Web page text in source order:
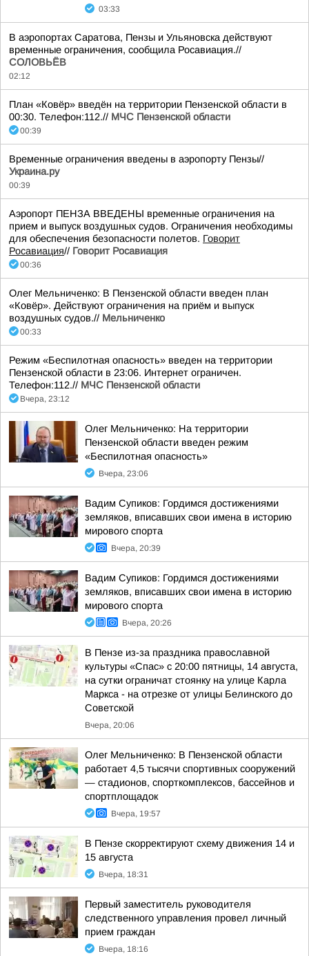
03:33
В аэропортах Саратова, Пензы и Ульяновска действуют
временные ограничения, сообщила Росавиация.//
СОЛОВЬЁВ
02:12
План «Ковёр» введён на территории Пензенской области в
00:30. Телефон:112.// МЧС Пензенской области
00:39
Временные ограничения введены в аэропорту Пензы//
Украина.ру
00:39
Аэропорт ПЕНЗА ВВЕДЕНЫ временные ограничения на
прием и выпуск воздушных судов. Ограничения необходимы
для обеспечения безопасности полетов. Говорит
Росавиация// Говорит Росавиация
00:36
Олег Мельниченко: В Пензенской области введен план
«Ковёр». Действуют ограничения на приём и выпуск
воздушных судов.// Мельниченко
00:33
Режим «Беспилотная опасность» введен на территории
Пензенской области в 23:06. Интернет ограничен.
Телефон:112.// МЧС Пензенской области
Вчера, 23:12
Олег Мельниченко: На территории
Пензенской области введен режим
«Беспилотная опасность»
Вчера, 23:06
Вадим Супиков: Гордимся достижениями
земляков, вписавших свои имена в историю
мирового спорта
Вчера, 20:39
Вадим Супиков: Гордимся достижениями
земляков, вписавших свои имена в историю
мирового спорта
Вчера, 20:26
В Пензе из-за праздника православной
культуры «Спас» с 20:00 пятницы, 14 августа,
на сутки ограничат стоянку на улице Карла
Маркса - на отрезке от улицы Белинского до
Советской
Вчера, 20:06
Олег Мельниченко: В Пензенской области
работает 4,5 тысячи спортивных сооружений
— стадионов, спорткомплексов, бассейнов и
спортплощадок
Вчера, 19:57
В Пензе скорректируют схему движения 14 и
15 августа
Вчера, 18:31
Первый заместитель руководителя
следственного управления провел личный
прием граждан
Вчера, 18:16